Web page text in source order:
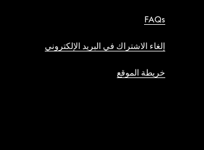
FAQs
إلغاء الاشتراك في البريد الإلكتروني
خريطة الموقع